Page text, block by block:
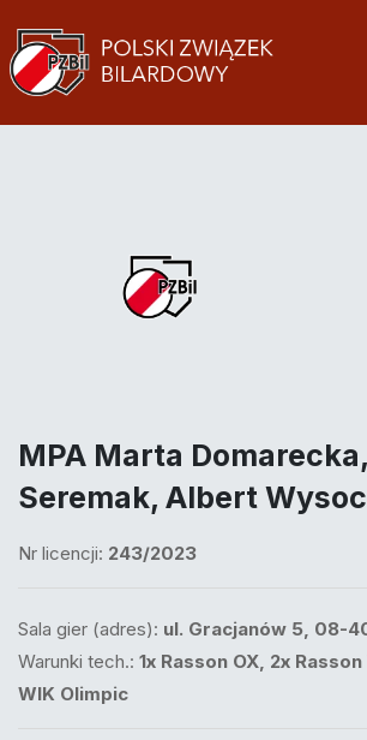
MPA Marta
Seremak, Albert
Nr licencji: 243/2023
Sala gier (adres): ul. Gracjanów 5, 08-
Warunki tech.: 1x Rasson OX, 2x
WIK Olimpic